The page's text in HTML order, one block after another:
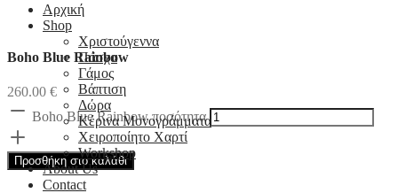
Boho Blue Rainbow
260.00 €
Boho Blue Rainbow ποσότητα
Προσθήκη στο καλάθι
Αρχική
Shop
Χριστούγεννα
Πάσχα
Γάμος
Βάπτιση
Δώρα
Κέρινα Μονογράμματα
Χειροποίητο Χαρτί
Workshop
About Us
Contact